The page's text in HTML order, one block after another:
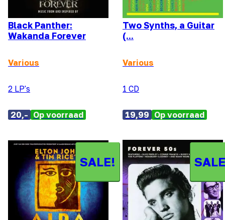
Black Panther:
Wakanda Forever
Various
2 LP's
20,- Op voorraad
Two Synths, a Guitar
(...
Various
1 CD
19,99 Op voorraad
SALE!